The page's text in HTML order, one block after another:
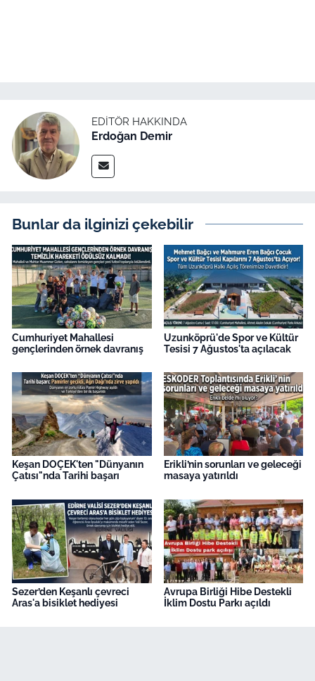
EDITÖR HAKKINDA
Erdoğan Demir
Bunlar da ilginizi çekebilir
Cumhuriyet Mahallesi
gençlerinden örnek davranış
Uzunköprü'de Spor ve Kültür
Tesisi 7 Ağustos'ta açılacak
Keşan DOÇEK'ten "Dünyanın
Çatısı"nda Tarihi başarı
Erikli’nin sorunları ve geleceği
masaya yatırıldı
Sezer’den Keşanlı çevreci
Aras'a bisiklet hediyesi
Avrupa Birliği Hibe Destekli
İklim Dostu Parkı açıldı